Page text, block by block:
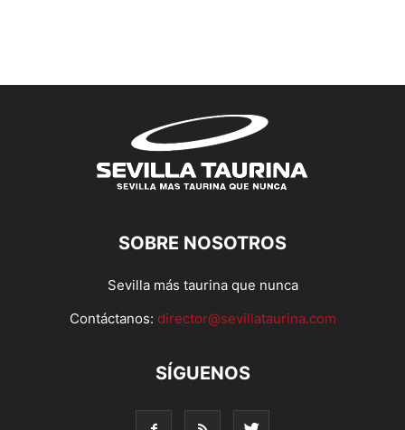
SOBRE NOSOTROS
Sevilla más taurina que nunca
Contáctanos: director@sevillataurina.com
SÍGUENOS